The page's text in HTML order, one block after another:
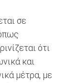
σε
ότι
και
μέτρα, με